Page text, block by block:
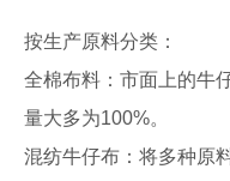
按生产原料分类：
全棉布料：市面上的牛
量大多为100%。
混纺牛仔布：将多种原